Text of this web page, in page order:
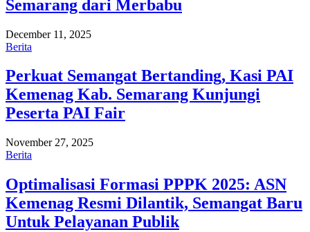
Semarang dari Merbabu
December 11, 2025
Berita
Perkuat Semangat Bertanding, Kasi PAI
Kemenag Kab. Semarang Kunjungi
Peserta PAI Fair
November 27, 2025
Berita
Optimalisasi Formasi PPPK 2025: ASN
Kemenag Resmi Dilantik, Semangat Baru
Untuk Pelayanan Publik